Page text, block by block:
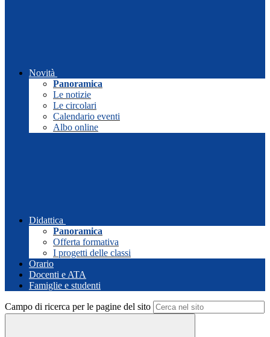
Novità
Panoramica
Le notizie
Le circolari
Calendario eventi
Albo online
Didattica
Panoramica
Offerta formativa
I progetti delle classi
Orario
Docenti e ATA
Famiglie e studenti
Campo di ricerca per le pagine del sito